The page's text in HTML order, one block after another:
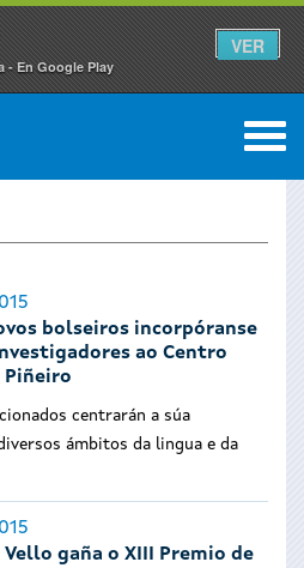
- En Google Play
VER
0
bolseiros incorpóranse
ao Centro
Piñeiro
centrarán a súa
ámbitos da lingua e da
Vello gaña o XIII Premio de